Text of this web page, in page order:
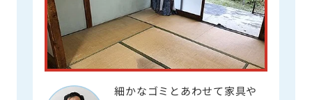
細かなゴミとあわせて家具や